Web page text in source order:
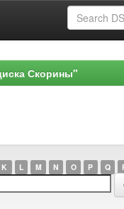
Скорины"
K L M N O P Q